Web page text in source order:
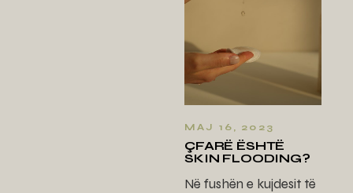
MAJ 16, 2023
ÇFARË ËSHTË
SKIN FLOODING?
Në fushën e kujdesit të